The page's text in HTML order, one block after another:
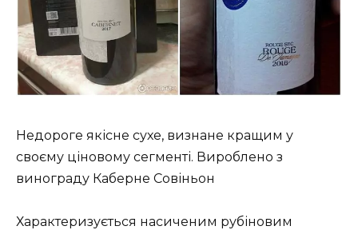
Недороге якісне сухе, визнане кращим у
своєму ціновому сегменті. Вироблено з
винограду Каберне Совіньон
Характеризується насиченим рубіновим